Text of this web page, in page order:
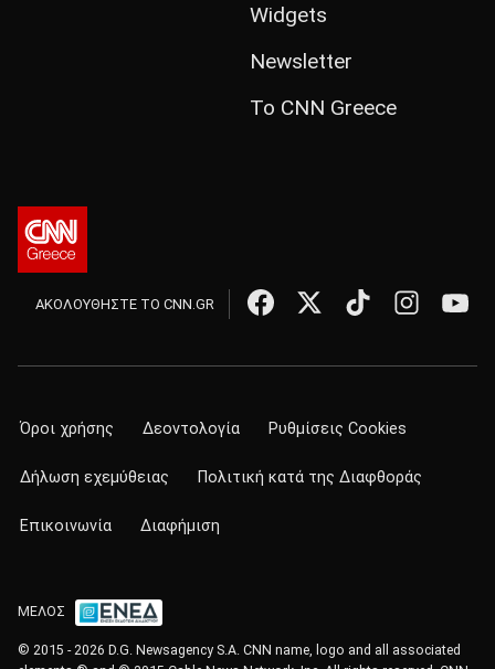
Widgets
Newsletter
Το CNN Greece
ΑΚΟΛΟΥΘΗΣΤΕ ΤΟ CNN.GR
Όροι χρήσης Δεοντολογία Ρυθμίσεις Cookies
Δήλωση εχεμύθειας Πολιτική κατά της Διαφθοράς
Επικοινωνία Διαφήμιση
ΜΕΛΟΣ
© 2015 - 2026 D.G. Newsagency S.A. CNN name, logo and all associated